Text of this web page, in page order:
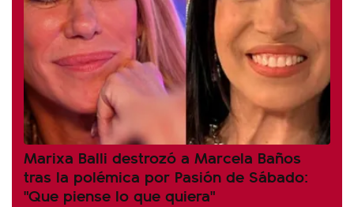
Marixa Balli destrozó a Marcela Baños
tras la polémica por Pasión de Sábado:
"Que piense lo que quiera"